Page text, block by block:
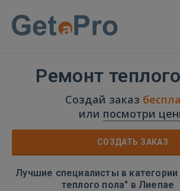
Ремонт
Создай заказ
или посмотри
СОЗДАТЬ ЗАКАЗ
Лучшие специалисты в
теплого пола" в Лиепае